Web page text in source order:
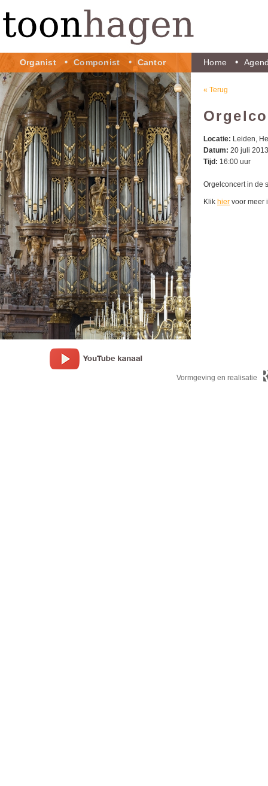
Home
Organist Componist Cantor
« Terug
Locatie: Leiden,
Datum: 20 juli 2013
Tijd: 16:00 uur
Orgelconcert in de
Klik hier voor meer
Vormgeving en realisatie